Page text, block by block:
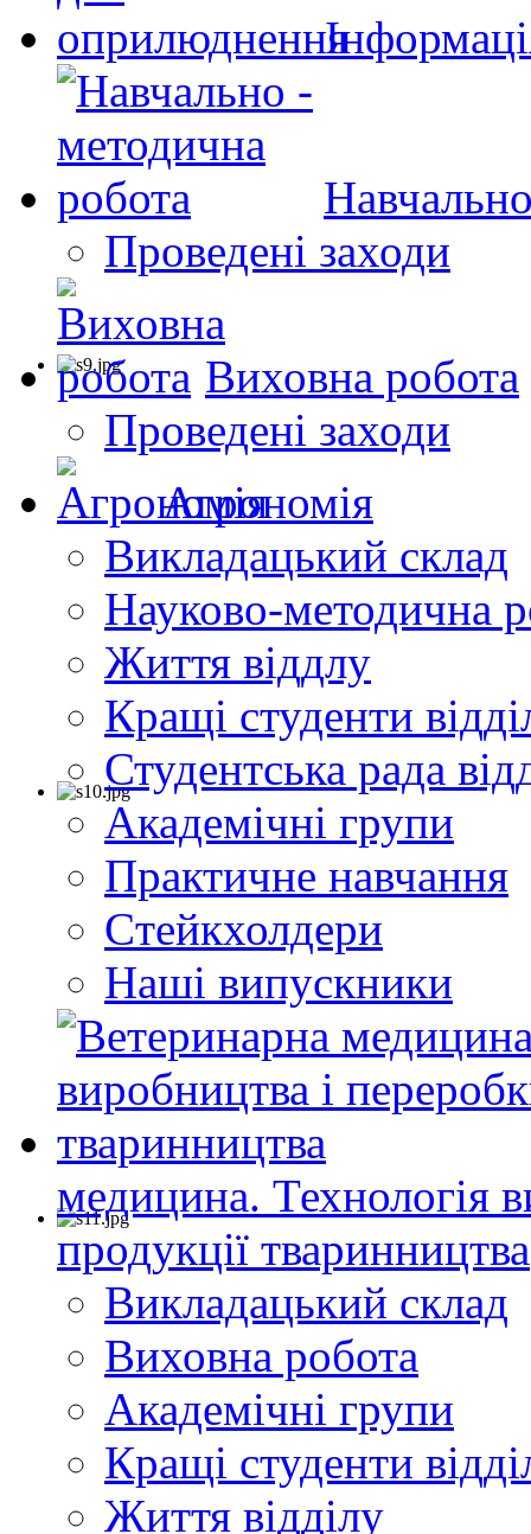
Проведені заходи
Виховна робота
Проведені заходи
Агрономія
Викладацький склад
Науково-методична
Життя віддлу
Кращі студенти
Студентська рада
Академічні групи
Практичне навчання
Cтейкхолдери
Наші випускники
медицина. Технологія
продукції тваринництва
Викладацький склад
Виховна робота
Академічні групи
Кращі студенти
Життя відділу